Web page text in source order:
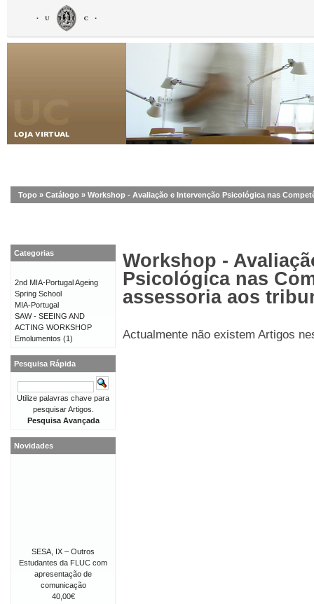
Topo » Catálogo » Workshop - Avaliação e Intervenção Psicológica nas
Workshop -
Psicológica nas
assessoria aos
Actualmente não existem Artigos
Categorias
2nd MIA-Portugal Ageing
Spring School
MIA-Portugal
SAW - SEEING AND
ACTING WORKSHOP
Emolumentos (1)
Pesquisa Rápida
Utilize palavras chave para
pesquisar Artigos.
Pesquisa Avançada
Novidades
SESA, IX – Outros
Estudantes da FLUC com
apresentação de
comunicação
40,00€